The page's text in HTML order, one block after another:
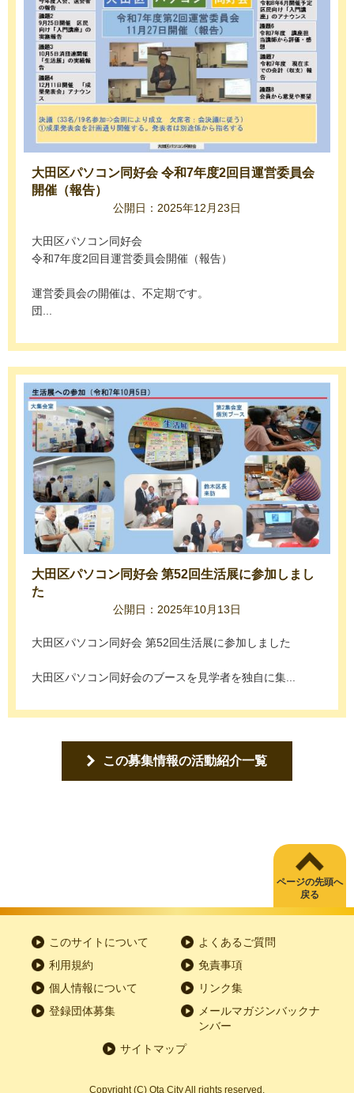
大田区パソコン同好会 令和7年度2回目運営委員会
開催（報告）
公開日：2025年12月23日
大田区パソコン同好会
令和7年度2回目運営委員会開催（報告）
運営委員会の開催は、不定期です。
団...
大田区パソコン同好会 第52回生活展に参加しまし
た
公開日：2025年10月13日
大田区パソコン同好会 第52回生活展に参加しました
大田区パソコン同好会のブースを見学者を独自に集...
この募集情報の活動紹介一覧
ページの先頭へ
戻る
このサイトについて
よくあるご質問
利用規約
免責事項
個人情報について
リンク集
登録団体募集
メールマガジンバックナ
ンバー
サイトマップ
Copyright (C) Ota City All rights reserved.